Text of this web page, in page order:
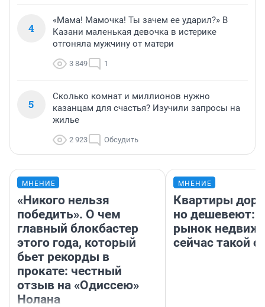
4
«Мама! Мамочка! Ты зачем ее ударил?» В
Казани маленькая девочка в истерике
отгоняла мужчину от матери
3 849 1
5
Сколько комнат и миллионов нужно
казанцам для счастья? Изучили запросы на
жилье
2 923 Обсудить
МНЕНИЕ
«Никого нельзя
победить». О чем
главный блокбастер
этого года, который
бьет рекорды в
прокате: честный
отзыв на «Одиссею»
Нолана
МНЕНИЕ
Квартиры
но дешевеют:
рынок
сейчас такой